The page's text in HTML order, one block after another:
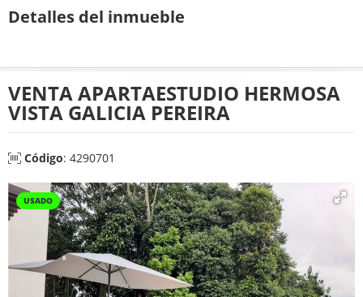
Detalles del inmueble
VENTA APARTAESTUDIO HERMOSA
VISTA GALICIA PEREIRA
Código: 4290701
USADO